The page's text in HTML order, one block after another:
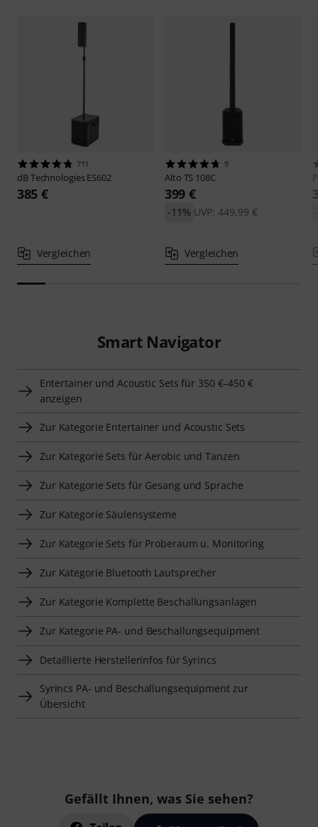
711
dB TechnologiesES602
385 €
Vergleichen
9
Alto TS 108C
399 €
UVP: 449,99 €
-11%
Vergleichen
Smart Navigator
Entertainer und Acoustic Sets für 350 €–450 €
anzeigen
Zur Kategorie Entertainer und Acoustic Sets
Zur Kategorie Sets für Aerobic und Tanzen
Zur Kategorie Sets für Gesang und Sprache
Zur Kategorie Säulensysteme
Zur Kategorie Sets für Proberaum u. Monitoring
Zur Kategorie Bluetooth Lautsprecher
Zur Kategorie Komplette Beschallungsanlagen
Zur Kategorie PA- und Beschallungsequipment
Detaillierte Herstellerinfos für Syrincs
Syrincs PA- und Beschallungsequipment zur
Übersicht
Gefällt Ihnen, was Sie sehen?